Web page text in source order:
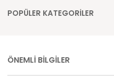
POPÜLER KATEGORİLER
ÖNEMLİ BİLGİLER